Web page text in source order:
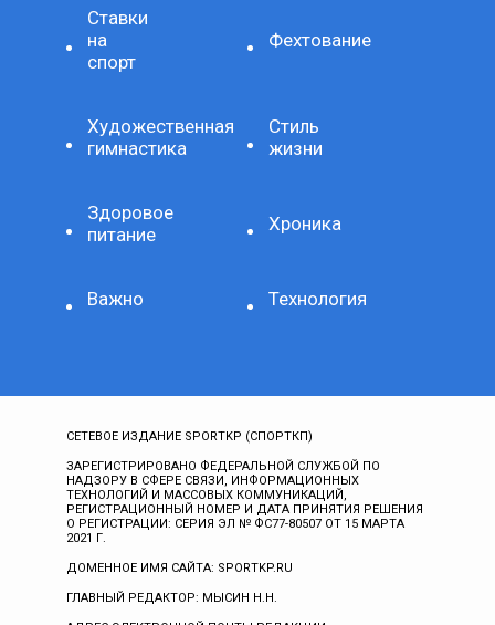
Ставки
на
спорт
Фехтование
Художественная
гимнастика
Стиль
жизни
Здоровое
питание
Хроника
Важно Технология
СЕТЕВОЕ ИЗДАНИЕ SPORTKP (СПОРТКП)
ЗАРЕГИСТРИРОВАНО ФЕДЕРАЛЬНОЙ СЛУЖБОЙ ПО
НАДЗОРУ В СФЕРЕ СВЯЗИ, ИНФОРМАЦИОННЫХ
ТЕХНОЛОГИЙ И МАССОВЫХ КОММУНИКАЦИЙ,
РЕГИСТРАЦИОННЫЙ НОМЕР И ДАТА ПРИНЯТИЯ РЕШЕНИЯ
О РЕГИСТРАЦИИ: СЕРИЯ ЭЛ № ФС77-80507 ОТ 15 МАРТА
2021 Г.
ДОМЕННОЕ ИМЯ САЙТА: SPORTKP.RU
ГЛАВНЫЙ РЕДАКТОР: МЫСИН Н.Н.